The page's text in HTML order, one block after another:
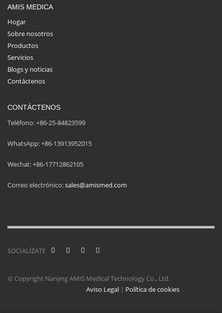
AMIS MEDICA
Hogar
Sobre nosotros
Productos
Servicios
Blogs y noticias
Contáctenos
CONTÁCTENOS
Teléfono: +86-25-84823599
WhatsApp: +86-13913952015
Wechat: +86-17712862105
Correo electrónico:sales@amismed.com
SOCIALÍZATE
© Copyright Nanjing AMIS Medical Technology Co., Ltd.
Aviso Legal | Política de cookies